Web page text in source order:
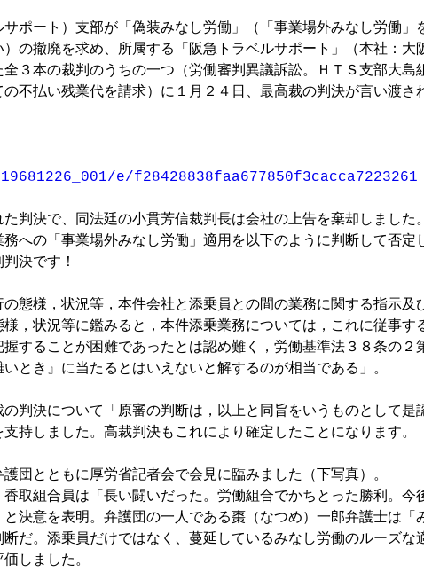
ポート）支部が「偽装みなし労働」（「事業場外みなし労働」
）の撤廃を求め、所属する「阪急トラベルサポート」（本社：大
３本の裁判のうちの一つ（労働審判異議訴訟。ＨＴＳ支部大島
不払い残業代を請求）に１月２４日、最高裁の判決が言い渡さ
e/f28428838faa677850f3cacca7223261
判決で、同法廷の小貫芳信裁判長は会社の上告を棄却しました
への「事業場外みなし労働」適用を以下のように判断して否定
決です！
の態様，状況等，本件会社と添乗員との間の業務に関する指示及
，状況等に鑑みると，本件添乗業務については，これに従事す
することが困難であったとは認め難く，労働基準法３８条の２
とき』に当たるとはいえないと解するのが相当である」。
判決について「原審の判断は，以上と同旨をいうものとして是
持しました。高裁判決もこれにより確定したことになります。
団とともに厚労省記者会で会見に臨みました（下写真）。
取組合員は「長い闘いだった。労働組合でかちとった勝利。今
決意を表明。弁護団の一人である棗（なつめ）一郎弁護士は「
だ。添乗員だけではなく、蔓延しているみなし労働のルーズな
しました。